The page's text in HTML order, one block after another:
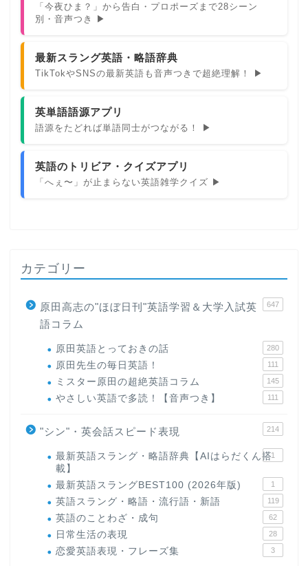
「今夜ひま？」から告白・プロポーズまで28シーン
別・音声つき ▶
最新スラング英語・略語辞典
TikTokやSNSの最新英語も音声つきで超絶理解！ ▶
英単語語源アプリ
語源をたどれば単語同士がつながる！ ▶
英語のトリビア・クイズアプリ
「へぇ〜」が止まらない英語雑学クイズ ▶
カテゴリー
原田高志の"ほぼ日刊"英語学習＆大学入試英
語コラム
647
原田英語とっておきの話 280
原田先生の毎日英語！ 111
ミスター原田の超絶英語コラム 145
やさしい英語で多読！【音声つき】 111
"シン"・英会話スピード表現 214
最新英語スラング・略語辞典【AIはらだくん搭
載】
1
最新英語スラングBEST100 (2026年版) 1
英語スラング・略語・流行語・新語 119
英語のことわざ・成句 62
日常生活の表現 28
恋愛英語表現・フレーズ集 3